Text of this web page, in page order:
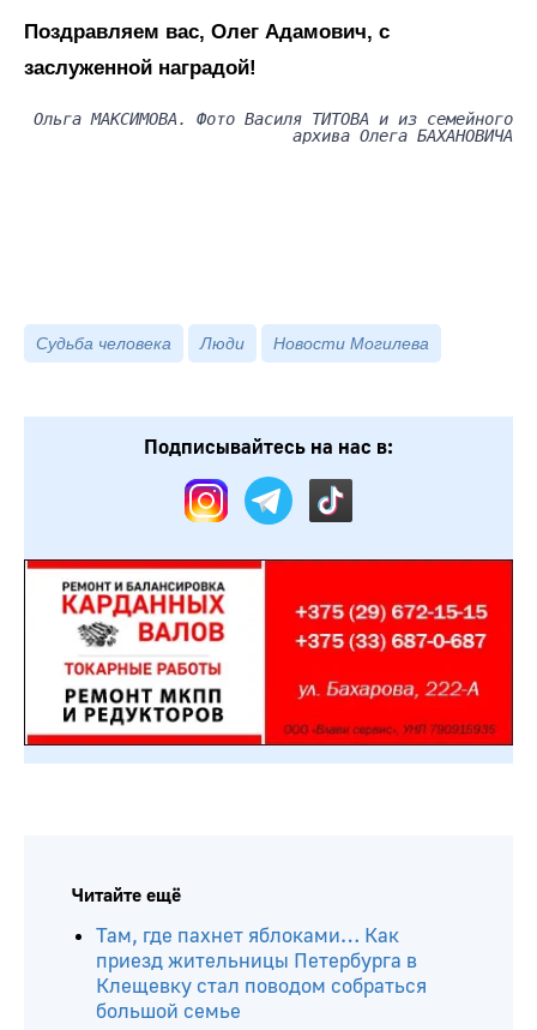
Поздравляем вас, Олег Адамович, с
заслуженной наградой!
Ольга МАКСИМОВА. Фото Василя ТИТОВА и из семейного
архива Олега БАХАНОВИЧА
Судьба человека Люди Новости Могилева
Подписывайтесь на нас в:
Читайте ещё
Там, где пахнет яблоками… Как
приезд жительницы Петербурга в
Клещевку стал поводом собраться
большой семье